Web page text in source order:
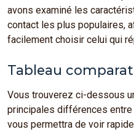
avons examiné les
contact les plus populaires,
facilement choisir celui qui
Tableau
Vous trouverez ci-dessous
principales différences
vous permettra de voir